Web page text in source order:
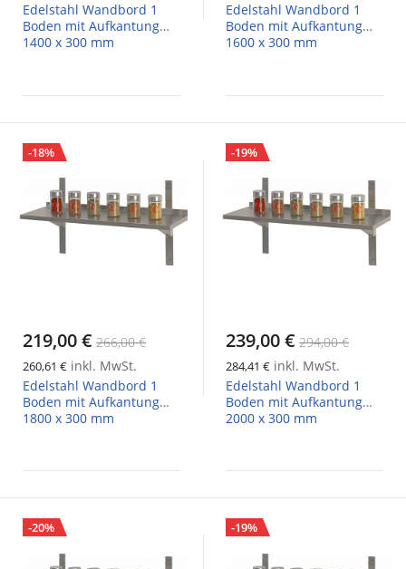
Edelstahl Wandbord 1
Boden mit Aufkantung
1400 x 300 mm
Edelstahl Wandbord 1
Boden mit Aufkantung
1600 x 300 mm
-18%
219,00 € 266,00 €
260,61 € inkl. MwSt.
Edelstahl Wandbord 1
Boden mit Aufkantung
1800 x 300 mm
-19%
239,00 € 294,00 €
284,41 € inkl. MwSt.
Edelstahl Wandbord 1
Boden mit Aufkantung
2000 x 300 mm
-20% -19%